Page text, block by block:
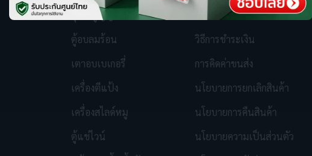
ถุงซีลสูญญากาศ
ตู้อบลมร้อน
เตาอบเบเกอรี่
เครื่องตีแป้ง
เครื่องสไลด์หมู
ตู้แช่ไวน์
วิธีการสั่งซื้อ
วิธีการชำระเงิน
การคิดค่าขนส่ง
นโยบายการยกเลิกสินค้า
นโยบายการคืนสินค้า
นโยบายความเป็นส่วนตัว